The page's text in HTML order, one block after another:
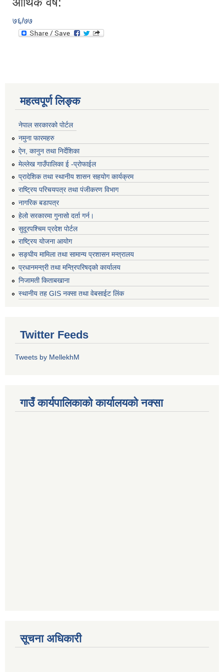
७६/७७
महत्वपूर्ण लिङ्क
नेपाल सरकारको पोर्टल
नमुना फारमहरु
ऐन, कानुन तथा निर्देशिका
मेल्लेख गाउँपालिका ई -प्रोफाईल
प्रादेशिक तथा स्थानीय शासन सहयोग कार्यक्रम
राष्ट्रिय परिचयपत्र तथा पंजीकरण विभाग
नागरिक बडापत्र
हेलो सरकारमा गुनासो दर्ता गर्न।
सुदूरपश्चिम प्रदेश पोर्टल
राष्ट्रिय योजना आयोग
सङ्‍घीय मामिला तथा सामान्य प्रशासन मन्त्रालय
प्रधानमन्त्री तथा मन्त्रिपरिषद्को कार्यालय
निजामती किताबखाना
स्थानीय तह GIS नक्सा तथा वेबसाईट लिंक
Twitter Feeds
Tweets by MellekhM
गाउँ कार्यपालिकाको कार्यालयको नक्सा
सूचना अधिकारी